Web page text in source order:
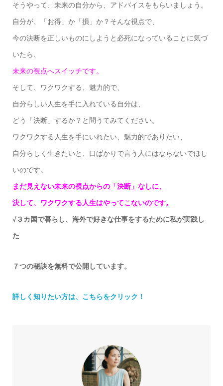
そうやって、未来の自分から、アドバイスをもらいましょう。
自分が、「お得」か「損」か？そんな視点で、
今の決断を正しいものにしようと必死になっていることに気づ
いたら、
未来の視点へスイッチです。
そして、ワクワクする、魅力的で、
自分らしい人生を手に入れている自分は、
どう「決断」するか？と問うてみてください。
ワクワクする人生を手にいれたい、魅力的でありたい、
自分らしく生きたいと、口ばかりで言う人にはならないでほし
いのです。
まだ見えない未来の視点からの「決断」なしに、
決して、ワクワクする人生はやってこないのです。
√３カ国で暮らし、海外で好きな仕事をするために私が実践し
た
７つの秘訣を無料で公開しています。
詳しく知りたい方は、こちらをクリック！